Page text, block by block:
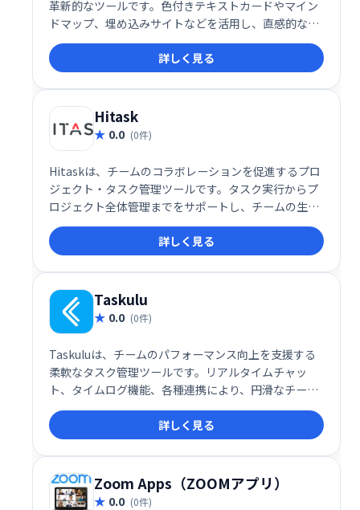
革新的なツールです。色付きテキストカードやマイン
ドマップ、埋め込みサイトなどを活用し、直感的な操
作で作業を効率化。オンラインコラボレーションにも
対応し、チームでの作業もスムーズに進められます。
9月と10月は全アカウント無料でご利用いただけま
す。独自のハイパースペースで、創造性を最大限に発
揮しましょう！
詳しく見る
Hitask
0.0 (0件)
Hitaskは、チームのコラボレーションを促進するプロ
ジェクト・タスク管理ツールです。タスク実行からプ
ロジェクト全体管理までをサポートし、チームの生産
性向上に貢献します。シンプルで使いやすいインター
フェースで、スムーズな連携と効率的な業務遂行を実
現します。
詳しく見る
Taskulu
0.0 (0件)
Taskuluは、チームのパフォーマンス向上を支援する
柔軟なタスク管理ツールです。リアルタイムチャッ
ト、タイムログ機能、各種連携により、円滑なチーム
ワークと生産性向上を実現します。タスク管理を効率
化し、成果最大化を目指せる、頼れるビジネスパート
ナーです。
詳しく見る
Zoom Apps（ZOOMアプリ）
0.0 (0件)